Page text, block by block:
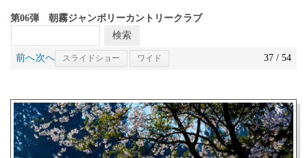
第06弾 朝霧ジャンボリーカントリークラブ
前へ次へ スライドショー ワイド 37 / 54